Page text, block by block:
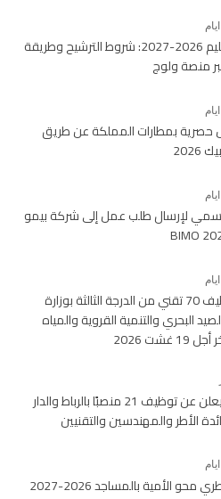
مباراة التعليم 2026-2027: شروط الترشيح وطريقة
منصة ولوج
بمطارات المملكة عن طريق
لإرسال طلب عمل إلى شركة بيمو
مباراة توظيف 70 تقني من الدرجة الثالثة بوزارة
البحري والتنمية القروية والمياه
غشت 2026
البريد بنك يعلن عن توظيف 21 منصبًا بالرباط والدار
الأطر والمهندسين والتقنيين
محو الأمية بالمساجد 2026-2027